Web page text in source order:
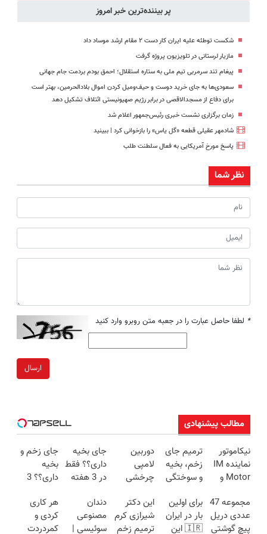
پر بیننده‌ترین خبر امروز
شکست توطئه علیه ایران کار دست ۲ مقام ارشد موساد داد
مازیار لرستانی در تلویزیون پروژه گرفت
پیغام تند سرمربی تیم ملی به ستاره استقلال؛ احمق بودم بردمت جام جهانی
سعودی‌ها به جای خرید دوست و حیف‌ومیل کردن اموال بلادالحرمین، بهتر است
برای دفاع از مسجدالاقصی در برابر رژیم صهیونیستی ائتلاف تشکیل دهد
زمان برگزاری نشست خبری رئیس‌جمهور اعلام شد
شادمهر عقیلی قطعه «گل یاس» را بازخوانی کرد | ببینید
پاسخ مورخ آمریکایی به فعال سلطنت طلب
نظر شما
* لطفا حاصل عبارت را در جعبه متن روبرو وارد کنید
ارسال
مطالب پیشنهادی
نیکاموتور
نماینده IM
Motor و
در ایران
ترمیم جای
زخم، بخیه
و سوختگی
هفته!!😍
دوربین
لامپی
چرخشی
فقط امروز
حراج شد🔥
پرداخت
جای بخیه
داری؟؟ فقط
در 3 هفته
کن!😍
جای زخم و
بخیه
داری؟؟ 3
محوش کن!
مجموعه 47
عددی دریل
پیچ گوشتی
برای اولین
بار در ایران
🇮🇷 این
این دکتر
شیرازی کرم
ترمیم زخم
دندان
مصنوعی
سوئیسی |
هر کاری
کردی و
کمردردت